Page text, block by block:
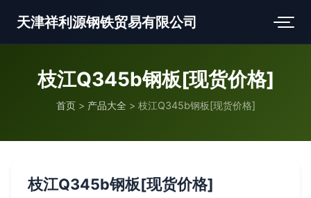
天津祥利源钢铁贸易有限公司
枝江Q345b钢板[现货价格]
首页 > 产品大全 > 枝江Q345b钢板[现货价格]
枝江Q345b钢板[现货价格]